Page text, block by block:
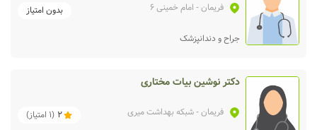
فریمان- امام خمینی 6 بدون امتیاز
جراح و دندانپزشک
دکتر نوشین بیات مختاری
فریمان- شبکه بهداشت میری 2
(
1 امتیاز)